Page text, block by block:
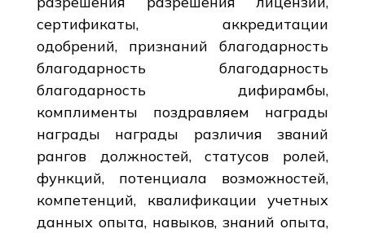
сертификаты, аккредитации
одобрений, признаний благодарность
благодарность благодарность
благодарность дифирамбы,
комплименты поздравляем награды
награды награды различия званий
рангов должностей, статусов ролей,
функций, потенциала возможностей,
компетенций, квалификации учетных
данных опыта, навыков, знаний опыта,